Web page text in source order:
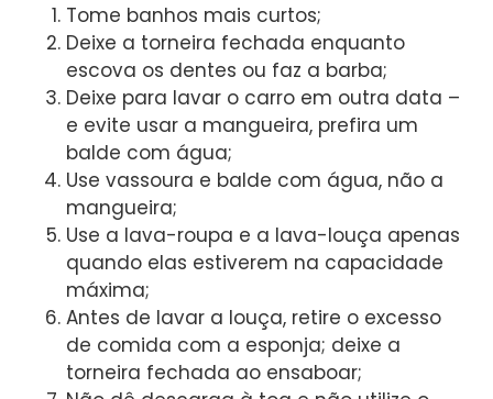
Tome banhos mais curtos;
Deixe a torneira fechada enquanto
escova os dentes ou faz a barba;
Deixe para lavar o carro em outra data –
e evite usar a mangueira, prefira um
balde com água;
Use vassoura e balde com água, não a
mangueira;
Use a lava-roupa e a lava-louça apenas
quando elas estiverem na capacidade
máxima;
Antes de lavar a louça, retire o excesso
de comida com a esponja; deixe a
torneira fechada ao ensaboar;